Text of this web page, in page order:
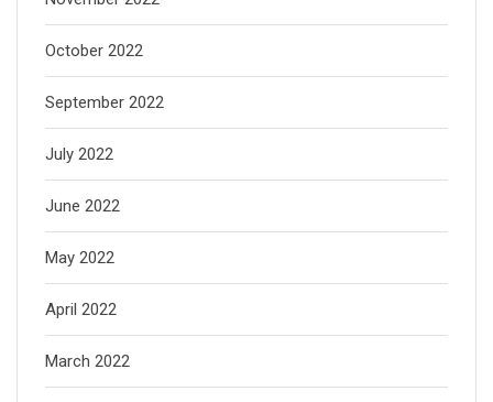
October 2022
September 2022
July 2022
June 2022
May 2022
April 2022
March 2022